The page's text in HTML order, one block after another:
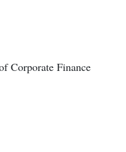
Corporate Finance